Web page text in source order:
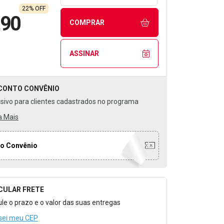
22% OFF
COMPRAR
ASSINAR
CONVÊNIO
para clientes cadastrados no programa
Mais
Convênio
para Calcular o Frete
FRETE
o prazo e o valor das suas entregas
meu CEP